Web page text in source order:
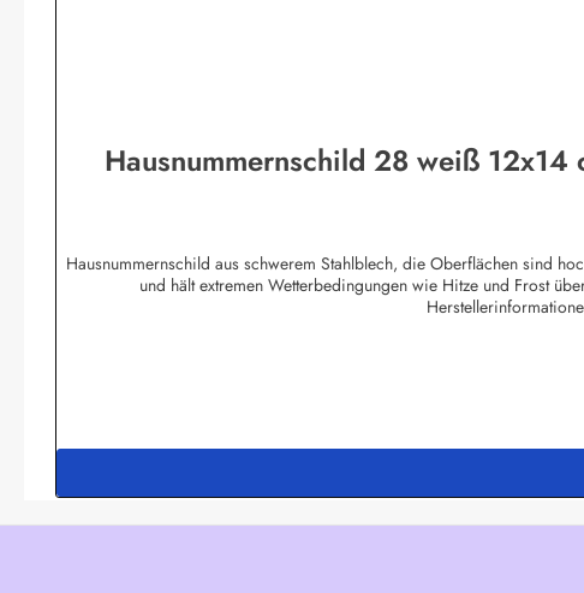
Hausnummernschild 28 weiß
Hausnummernschild aus schwerem Stahlblech, die Oberflächen sind
und hält extremen Wetterbedingungen wie Hitze und Frost